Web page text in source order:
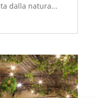
dalla natura...